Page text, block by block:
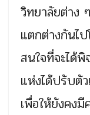
วิทยาลัยต่าง
แตกต่างกันไ
สนใจที่จะได้
แห่งได้ปรับตั
เพื่อให้ยังคง